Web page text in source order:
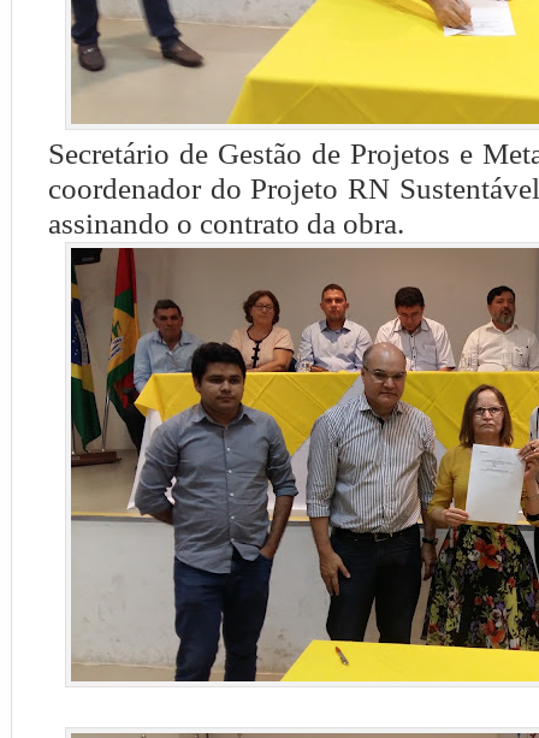
Secretário de Gestão de Projetos e
coordenador do Projeto RN
assinando o contrato da obra.